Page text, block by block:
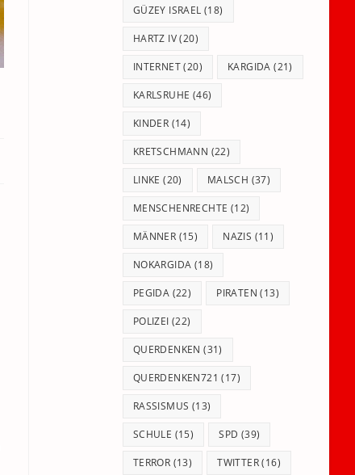
GÜZEY ISRAEL (18)
HARTZ IV(20)
INTERNET(20) KARGIDA (21)
KARLSRUHE (46)
KINDER (14)
KRETSCHMANN (22)
LINKE (20) MALSCH (37)
MENSCHENRECHTE (12)
MÄNNER (15) NAZIS (11)
NOKARGIDA (18)
PEGIDA (22) PIRATEN (13)
POLIZEI (22)
QUERDENKEN (31)
QUERDENKEN721 (17)
RASSISMUS (13)
SCHULE (15) SPD (39)
TERROR (13) TWITTER(16)